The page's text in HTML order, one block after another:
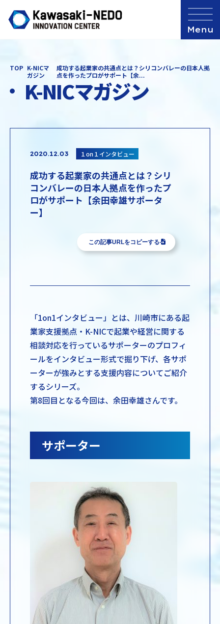
TOP K-NICマ
ガジン
成功する起業家の共通点とは？シリコンバレーの日本人拠
点を作ったプロがサポート【余...
K-NICマガジン
2020.12.03 １on１インタビュー
成功する起業家の共通点とは？シリ
コンバレーの日本人拠点を作ったプ
ロがサポート【余田幸雄サポータ
ー】
この記事URLをコピーする
「1on1インタビュー」とは、川崎市にある起
業家支援拠点・K-NICで起業や経営に関する
相談対応を行っているサポーターのプロフィ
ールをインタビュー形式で掘り下げ、各サポ
ーターが強みとする支援内容についてご紹介
するシリーズ。
第8回目となる今回は、余田幸雄さんです。
サポーター